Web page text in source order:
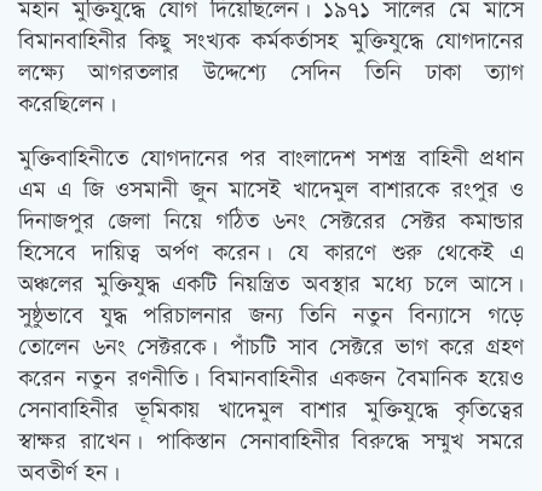
মহান মুক্তিযুদ্ধে যোগ দিয়েছিলেন। ১৯৭১ সালের মে মাসে
বিমানবাহিনীর কিছু সংখ্যক কর্মকর্তাসহ মুক্তিযুদ্ধে যোগদানের
লক্ষ্যে আগরতলার উদ্দেশ্যে সেদিন তিনি ঢাকা ত্যাগ
করেছিলেন।
মুক্তিবাহিনীতে যোগদানের পর বাংলাদেশ সশস্ত্র বাহিনী প্রধান
এম এ জি ওসমানী জুন মাসেই খাদেমুল বাশারকে রংপুর ও
দিনাজপুর জেলা নিয়ে গঠিত ৬নং সেক্টরের সেক্টর কমান্ডার
হিসেবে দায়িত্ব অর্পণ করেন। যে কারণে শুরু থেকেই এ
অঞ্চলের মুক্তিযুদ্ধ একটি নিয়ন্ত্রিত অবস্থার মধ্যে চলে আসে।
সুষ্ঠুভাবে যুদ্ধ পরিচালনার জন্য তিনি নতুন বিন্যাসে গড়ে
তোলেন ৬নং সেক্টরকে। পাঁচটি সাব সেক্টরে ভাগ করে গ্রহণ
করেন নতুন রণনীতি। বিমানবাহিনীর একজন বৈমানিক হয়েও
সেনাবাহিনীর ভূমিকায় খাদেমুল বাশার মুক্তিযুদ্ধে কৃতিত্বের
স্বাক্ষর রাখেন। পাকিস্তান সেনাবাহিনীর বিরুদ্ধে সম্মুখ সমরে
অবতীর্ণ হন।